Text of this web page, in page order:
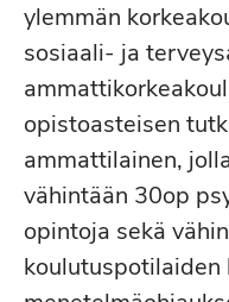
ylemmän
sosiaali- ja
opistoasteisen
ammattilainen,
vähintään 30op
opintoja sekä
koulutuspotilaiden